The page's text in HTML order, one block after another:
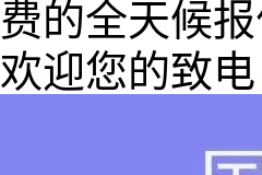
费的全天候
欢迎您的致电